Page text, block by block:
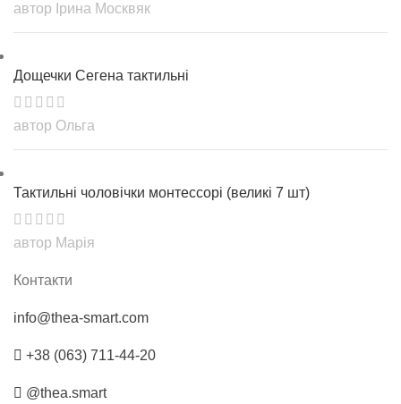
автор Ірина Москвяк
Дощечки Сегена тактильні
автор Ольга
Тактильні чоловічки монтессорі (великі 7 шт)
автор Марія
Контакти
info@thea-smart.com
+38 (063) 711-44-20
@thea.smart